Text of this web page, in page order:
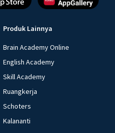
Produk Lainnya
Brain Academy Online
English Academy
Skill Academy
Ruangkerja
Schoters
Kalananti